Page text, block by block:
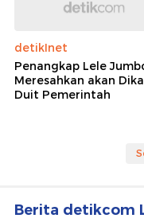
detikInet
Penangkap Lele
Meresahkan akan
Duit Pemerintah
Berita detikcom